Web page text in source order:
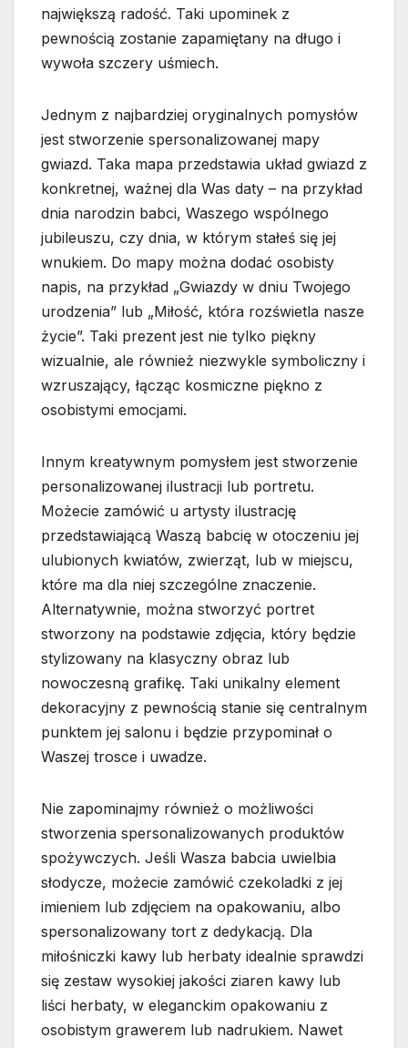
największą radość. Taki upominek z
pewnością zostanie zapamiętany na długo i
wywoła szczery uśmiech.
Jednym z najbardziej oryginalnych pomysłów
jest stworzenie spersonalizowanej mapy
gwiazd. Taka mapa przedstawia układ gwiazd z
konkretnej, ważnej dla Was daty – na przykład
dnia narodzin babci, Waszego wspólnego
jubileuszu, czy dnia, w którym stałeś się jej
wnukiem. Do mapy można dodać osobisty
napis, na przykład „Gwiazdy w dniu Twojego
urodzenia” lub „Miłość, która rozświetla nasze
życie”. Taki prezent jest nie tylko piękny
wizualnie, ale również niezwykle symboliczny i
wzruszający, łącząc kosmiczne piękno z
osobistymi emocjami.
Innym kreatywnym pomysłem jest stworzenie
personalizowanej ilustracji lub portretu.
Możecie zamówić u artysty ilustrację
przedstawiającą Waszą babcię w otoczeniu jej
ulubionych kwiatów, zwierząt, lub w miejscu,
które ma dla niej szczególne znaczenie.
Alternatywnie, można stworzyć portret
stworzony na podstawie zdjęcia, który będzie
stylizowany na klasyczny obraz lub
nowoczesną grafikę. Taki unikalny element
dekoracyjny z pewnością stanie się centralnym
punktem jej salonu i będzie przypominał o
Waszej trosce i uwadze.
Nie zapominajmy również o możliwości
stworzenia spersonalizowanych produktów
spożywczych. Jeśli Wasza babcia uwielbia
słodycze, możecie zamówić czekoladki z jej
imieniem lub zdjęciem na opakowaniu, albo
spersonalizowany tort z dedykacją. Dla
miłośniczki kawy lub herbaty idealnie sprawdzi
się zestaw wysokiej jakości ziaren kawy lub
liści herbaty, w eleganckim opakowaniu z
osobistym grawerem lub nadrukiem. Nawet